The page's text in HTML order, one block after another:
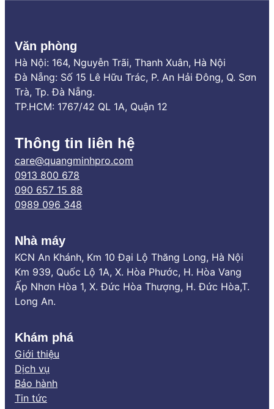
Văn phòng
Hà Nội: 164, Nguyễn Trãi, Thanh Xuân, Hà Nội
Đà Nẵng: Số 15 Lê Hữu Trác, P. An Hải Đông, Q. Sơn
Trà, Tp. Đà Nẵng.
TP.HCM: 1767/42 QL 1A, Quận 12
Thông tin liên hệ
care@quangminhpro.com
0913 800 678
090 657 15 88
0989 096 348
Nhà máy
KCN An Khánh, Km 10 Đại Lộ Thăng Long, Hà Nội
Km 939, Quốc Lộ 1A, X. Hòa Phước, H. Hòa Vang
Ấp Nhơn Hòa 1, X. Đức Hòa Thượng, H. Đức Hòa,T.
Long An.
Khám phá
Giới thiệu
Dịch vụ
Bảo hành
Tin tức